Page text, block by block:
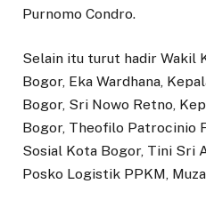
Purnomo Condro.
Selain itu turut hadir Wakil
Bogor, Eka Wardhana,
Bogor, Sri Nowo Retno,
Bogor, Theofilo Patrocinio
Sosial Kota Bogor, Tini Sri
Posko Logistik PPKM,